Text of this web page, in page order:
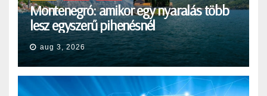
Montenegró: amikor egy nyaralás több
lesz egyszerű pihenésnél
aug 3, 2026